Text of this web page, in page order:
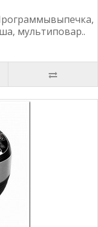
мультиповар..